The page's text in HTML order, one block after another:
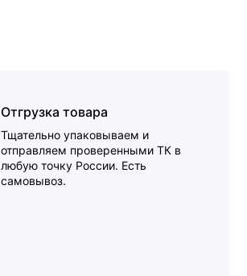
Отгрузка товара
Тщательно упаковываем и
отправляем проверенными ТК в
любую точку России. Есть
самовывоз.